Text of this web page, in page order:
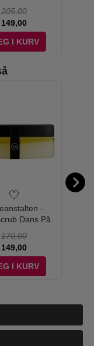
205,00
149,00
I KURV
-
Dans På
179,00
149,00
I KURV